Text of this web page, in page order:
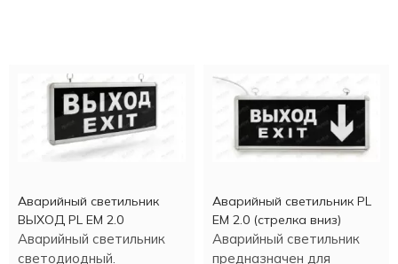
Аварийный светильник
ВЫХОД PL EM 2.0
Аварийный светильник
светодиодный.
Аварийный светильник PL
EM 2.0 (стрелка вниз)
Аварийный светильник
предназначен для